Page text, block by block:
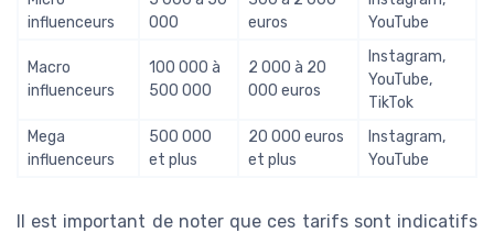
influenceurs
000
euros
YouTube
Macro
influenceurs
100 000 à
500 000
2 000 à 20
000 euros
Instagram,
YouTube,
TikTok
Mega
influenceurs
500 000
et plus
20 000 euros
et plus
Instagram,
YouTube
Il est important de noter que ces tarifs sont indicatifs